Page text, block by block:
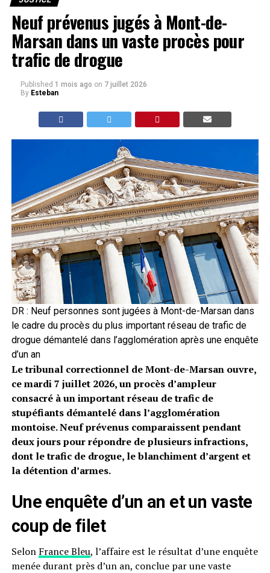
Neuf prévenus jugés à Mont-de-
Marsan dans un vaste procès pour
trafic de drogue
Published 1 mois ago on 7 juillet 2026
By Esteban
DR : Neuf personnes sont jugées à Mont-de-Marsan dans
le cadre du procès du plus important réseau de trafic de
drogue démantelé dans l’agglomération après une enquête
d’un an
Le tribunal correctionnel de Mont-de-Marsan ouvre,
ce mardi 7 juillet 2026, un procès d’ampleur
consacré à un important réseau de trafic de
stupéfiants démantelé dans l’agglomération
montoise. Neuf prévenus comparaissent pendant
deux jours pour répondre de plusieurs infractions,
dont le trafic de drogue, le blanchiment d’argent et
la détention d’armes.
Une enquête d’un an et un vaste
coup de filet
Selon France Bleu, l’affaire est le résultat d’une enquête
menée durant près d’un an, conclue par une vaste